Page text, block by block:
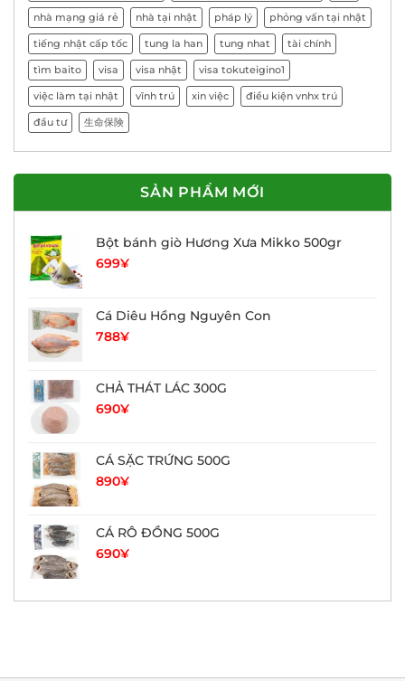
nhà mạng giá rẻ nhà tại nhật pháp lý phỏng vấn tại nhật
tiếng nhật cấp tốc tung la han tung nhat tài chính
tìm baito visa visa nhật visa tokuteigino1
việc làm tại nhật vĩnh trú xin việc điều kiện vnhx trú
đầu tư 生命保険
SẢN PHẨM MỚI
Bột bánh giò Hương Xưa Mikko 500gr
699¥
Cá Diêu Hồng Nguyên Con
788¥
CHẢ THÁT LÁC 300G
690¥
CÁ SẶC TRỨNG 500G
890¥
CÁ RÔ ĐỒNG 500G
690¥